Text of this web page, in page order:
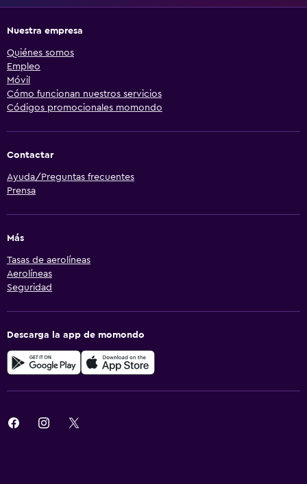
Nuestra empresa
Quiénes somos
Empleo
Móvil
Cómo funcionan nuestros servicios
Códigos promocionales momondo
Contactar
Ayuda/Preguntas frecuentes
Prensa
Más
Tasas de aerolíneas
Aerolíneas
Seguridad
Descarga la app de momondo